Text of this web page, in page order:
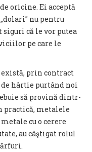
oricine. Ei acceptă
nu pentru
că le vor putea
pe care le
există, prin contract
hârtie purtând noi
să provină dintr-
practică, metalele
cu o cerere
au câştigat rolul